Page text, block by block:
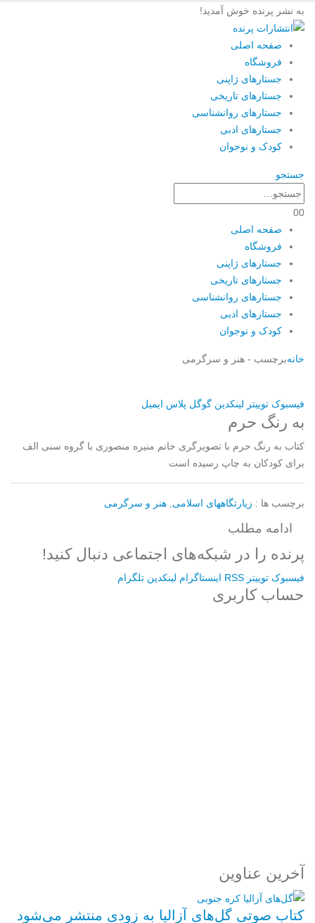
به نشر پرنده خوش آمدید!
صفحه اصلی
فروشگاه
جستارهای ژاپنی
جستارهای تاریخی
جستارهای روانشناسی
جستارهای ادبی
کودک و نوجوان
جستجو
00
صفحه اصلی
فروشگاه
جستارهای ژاپنی
جستارهای تاریخی
جستارهای روانشناسی
جستارهای ادبی
کودک و نوجوان
خانهبرچسب - هنر و سرگرمی
فیسبوک توییتر لینکدین گوگل پلاس ایمیل
به رنگ حرم
کتاب به رنگ حرم با تصویرگری خانم منیره منصوری با گروه سنی الف
برای کودکان به چاپ رسیده است
برچسب ها : زیارتگاههای اسلامی, هنر و سرگرمی
ادامه مطلب
پرنده را در شبکه‌های اجتماعی دنبال کنید!
فیسبوک توییتر RSS اینستاگرام لینکدین تلگرام
حساب کاربری
آخرین عناوین
کتاب صوتی گل‌های آزالیا به زودی منتشر می‌شود